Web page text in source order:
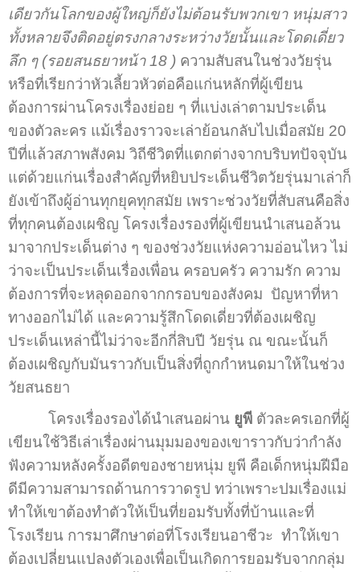
เดียวกันโลกของผู้ใหญ่ก็ยังไม่ต้อนรับพวกเขา หนุ่มสาว
ทั้งหลายจึงติดอยู่ตรงกลางระหว่างวัยนั้นและโดดเดี่ยว
ลึก ๆ (รอยสนธยาหน้า 18 ) ความสับสนในช่วงวัยรุ่น
หรือที่เรียกว่าหัวเลี้ยวหัวต่อคือแก่นหลักที่ผู้เขียน
ต้องการผ่านโครงเรื่องย่อย ๆ ที่แบ่งเล่าตามประเด็น
ของตัวละคร แม้เรื่องราวจะเล่าย้อนกลับไปเมื่อสมัย 20
ปีที่แล้วสภาพสังคม วิถีชีวิตที่แตกต่างจากบริบทปัจจุบัน
แต่ด้วยแก่นเรื่องสำคัญที่หยิบประเด็นชีวิตวัยรุ่นมาเล่าก็
ยังเข้าถึงผู้อ่านทุกยุคทุกสมัย เพราะช่วงวัยที่สับสนคือสิ่ง
ที่ทุกคนต้องเผชิญ โครงเรื่องรองที่ผู้เขียนนำเสนอล้วน
มาจากประเด็นต่าง ๆ ของช่วงวัยแห่งความอ่อนไหว ไม่
ว่าจะเป็นประเด็นเรื่องเพื่อน ครอบครัว ความรัก ความ
ต้องการที่จะหลุดออกจากกรอบของสังคม ปัญหาที่หา
ทางออกไม่ได้ และความรู้สึกโดดเดี่ยวที่ต้องเผชิญ
ประเด็นเหล่านี้ไม่ว่าจะอีกกี่สิบปี วัยรุ่น ณ ขณะนั้นก็
ต้องเผชิญกับมันราวกับเป็นสิ่งที่ถูกกำหนดมาให้ในช่วง
วัยสนธยา
โครงเรื่องรองได้นำเสนอผ่าน ยูพี ตัวละครเอกที่ผู้
เขียนใช้วิธีเล่าเรื่องผ่านมุมมองของเขาราวกับว่ากำลัง
ฟังความหลังครั้งอดีตของชายหนุ่ม ยูพี คือเด็กหนุ่มฝีมือ
ดีมีความสามารถด้านการวาดรูป ทว่าเพราะปมเรื่องแม่
ทำให้เขาต้องทำตัวให้เป็นที่ยอมรับทั้งที่บ้านและที่
โรงเรียน การมาศึกษาต่อที่โรงเรียนอาชีวะ ทำให้เขา
ต้องเปลี่ยนแปลงตัวเองเพื่อเป็นเกิดการยอมรับจากกลุ่ม